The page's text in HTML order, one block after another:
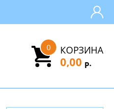
КОРЗИНА
0
0,00 Р.